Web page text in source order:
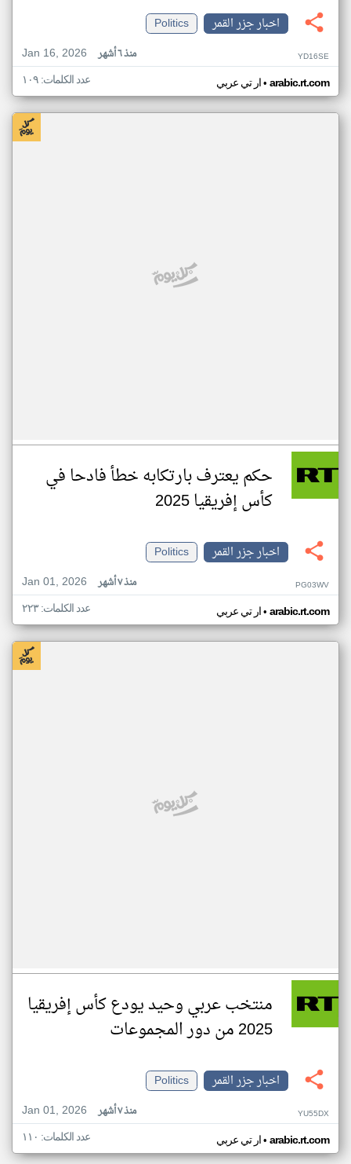
اخبار جزر القمر
Politics
Jan 16, 2026
منذ ٦ أشهر YD16SE
ار تي عربي• arabic.rt.com عدد الكلمات: ١٠٩
حكم يعترف بارتكابه خطأ فادحا في
كأس إفريقيا 2025
اخبار جزر القمر
Politics
Jan 01, 2026
منذ ٧ أشهر PG03WV
ار تي عربي• arabic.rt.com عدد الكلمات: ٢٢٣
منتخب عربي وحيد يودع كأس إفريقيا
2025 من دور المجموعات
اخبار جزر القمر
Politics
Jan 01, 2026
منذ ٧ أشهر YU55DX
ار تي عربي• arabic.rt.com عدد الكلمات: ١١٠